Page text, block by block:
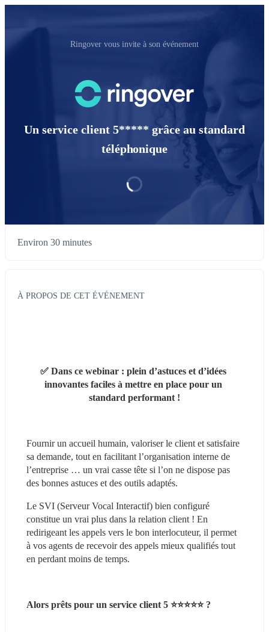
Ringover vous invite à son événement
Un service client 5***** grâce au standard
téléphonique
Environ 30 minutes
À PROPOS DE CET ÉVÉNEMENT
✅ Dans ce webinar : plein d’astuces et d’idées
innovantes faciles à mettre en place pour un
standard performant !
Fournir un accueil humain, valoriser le client et satisfaire
sa demande, tout en facilitant l’organisation interne de
l’entreprise … un vrai casse tête si l’on ne dispose pas
des bonnes astuces et des outils adaptés.
Le SVI (Serveur Vocal Interactif) bien configuré
constitue un vrai plus dans la relation client ! En
redirigeant les appels vers le bon interlocuteur, il permet
à vos agents de recevoir des appels mieux qualifiés tout
en perdant moins de temps.
Alors prêts pour un service client 5 ⭐️⭐️⭐️⭐️⭐️ ?